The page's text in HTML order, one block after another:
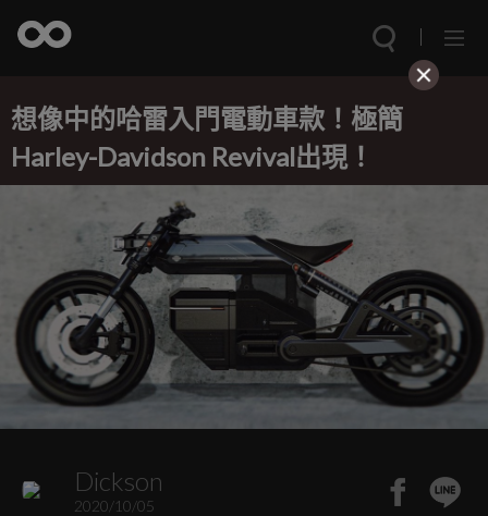
想像中的哈雷入門電動車款！極簡
Harley-Davidson Revival出現！
Dickson
2020/10/05